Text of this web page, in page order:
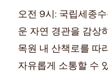
오전 9시: 국립세종
운 자연 경관을 감상
목원 내 산책로를 따
자유롭게 소통할 수